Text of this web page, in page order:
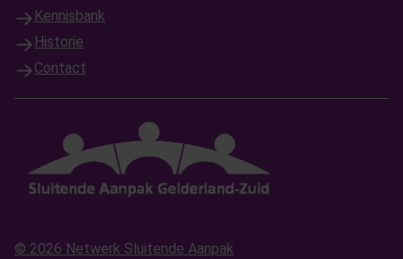
Kennisbank
Historie
Contact
© 2026 Netwerk Sluitende Aanpak